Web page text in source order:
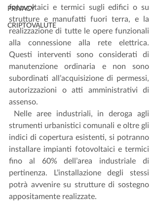
PRIVACY
CRIPTOVALUTE
fotovoltaici e termici sugli edifici o su
strutture e manufatti fuori terra, e la
realizzazione di tutte le opere funzionali
alla connessione alla rete elettrica.
Questi interventi sono considerati di
manutenzione ordinaria e non sono
subordinati all’acquisizione di permessi,
autorizzazioni o atti amministrativi di
assenso.
strumenti urbanistici comunali e oltre gli
indici di copertura esistenti, si potranno
installare impianti fotovoltaici e termici
fino al 60% dell’area industriale di
pertinenza. L’installazione degli stessi
potrà avvenire su strutture di sostegno
appositamente realizzate.